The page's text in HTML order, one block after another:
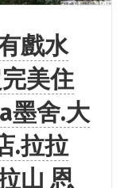
戲水
美住
墨舍.大
.拉拉
山 恩